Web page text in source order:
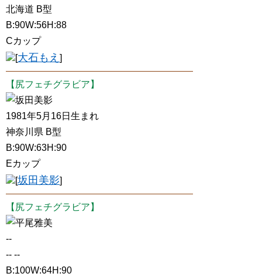
北海道 B型
B:90W:56H:88
Cカップ
[大石もえ ]
【尻フェチグラビア】
坂田美影
1981年5月16日生まれ
神奈川県 B型
B:90W:63H:90
Eカップ
[坂田美影]
【尻フェチグラビア】
平尾雅美
--
-- --
B:100W:64H:90